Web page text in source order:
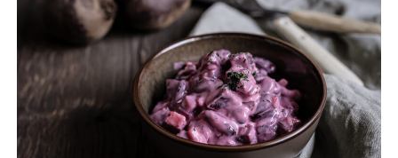
KONTAKT
REZEPTE
IMPRESSUM
DATENSCHUTZ